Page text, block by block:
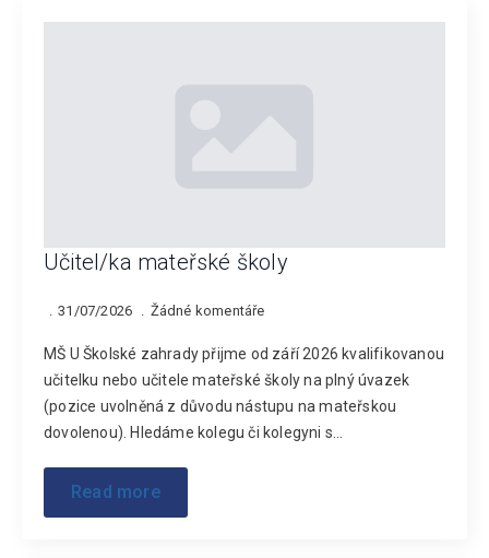
Učitel/ka mateřské školy
31/07/2026 Žádné komentáře
MŠ U Školské zahrady přijme od září 2026 kvalifikovanou
učitelku nebo učitele mateřské školy na plný úvazek
(pozice uvolněná z důvodu nástupu na mateřskou
dovolenou). Hledáme kolegu či kolegyni s…
Read more